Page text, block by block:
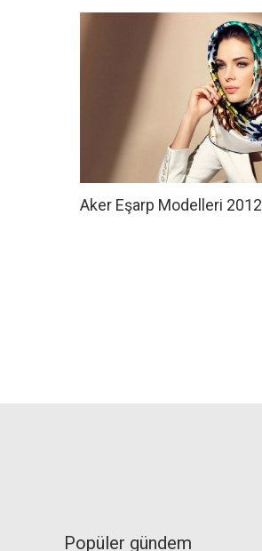
Aker Eşarp Modelleri 2012
Popüler gündem